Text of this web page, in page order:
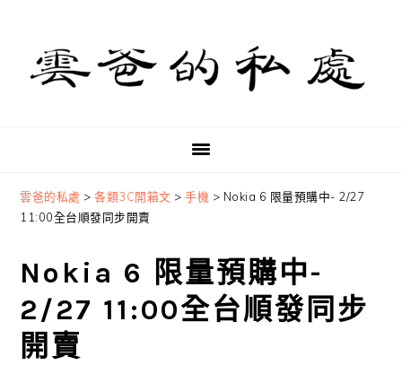
primary
navigation
content
primary
sidebar
雲爸的私處 >各類3C開箱文 >手機 > Nokia 6 限量預購中- 2/27
11:00全台順發同步開賣
Nokia 6 限量預購中-
2/27 11:00全台順發同步
開賣